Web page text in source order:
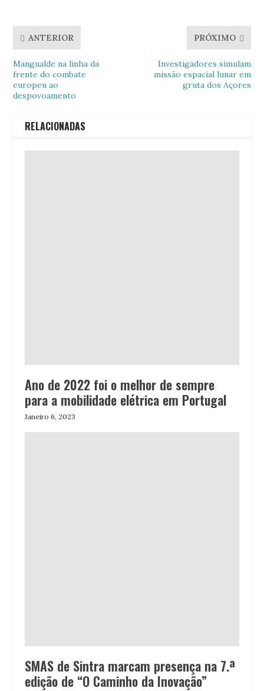
ANTERIOR
Mangualde na linha da
frente do combate
europeu ao
despovoamento
PRÓXIMO
Investigadores simulam
missão espacial lunar em
gruta dos Açores
RELACIONADAS
Ano de 2022 foi o melhor de sempre
para a mobilidade elétrica em Portugal
Janeiro 6, 2023
SMAS de Sintra marcam presença na 7.ª
edição de “O Caminho da Inovação”